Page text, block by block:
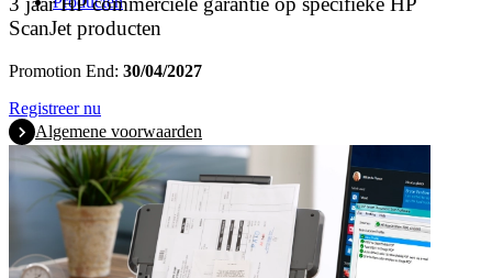
ScanJet producten
Promotion End: 30/04/2027
Registreer nu
Algemene voorwaarden